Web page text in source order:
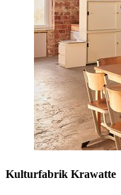
Kulturfabrik Krawatte